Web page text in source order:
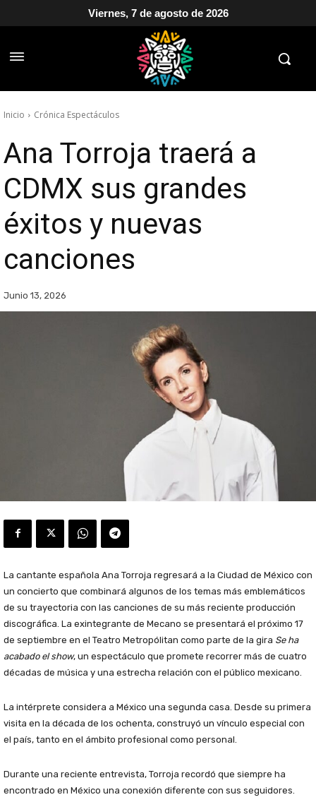
Viernes, 7 de agosto de 2026
Inicio Crónica Espectáculos
Ana Torroja traerá a
CDMX sus grandes
éxitos y nuevas
canciones
Junio 13, 2026
La cantante española Ana Torroja regresará a la Ciudad de México con
un concierto que combinará algunos de los temas más emblemáticos
de su trayectoria con las canciones de su más reciente producción
discográfica. La exintegrante de Mecano se presentará el próximo 17
de septiembre en el Teatro Metropólitan como parte de la gira Se ha
acabado el show, un espectáculo que promete recorrer más de cuatro
décadas de música y una estrecha relación con el público mexicano.
La intérprete considera a México una segunda casa. Desde su primera
visita en la década de los ochenta, construyó un vínculo especial con
el país, tanto en el ámbito profesional como personal.
Durante una reciente entrevista, Torroja recordó que siempre ha
encontrado en México una conexión diferente con sus seguidores.